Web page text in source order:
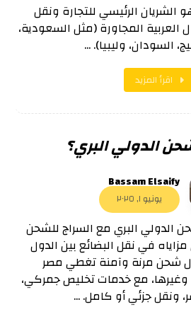
الشريان الرئيسي للتجارة ونقل
العربية المجاورة (مثل السعودية،
السودان، وليبيا). ...
اقرأ المزيد
الدولي البري؟
Bassam Elsaify
يونيو ١, ٢٠٢٥
البري مع السراج للشحن
في نقل البضائع بين الدول
شحن مرنة وآمنة تغطي مصر
وغيرها، مع خدمات تخليص جمركي،
ونقل جزئي أو كامل. ...